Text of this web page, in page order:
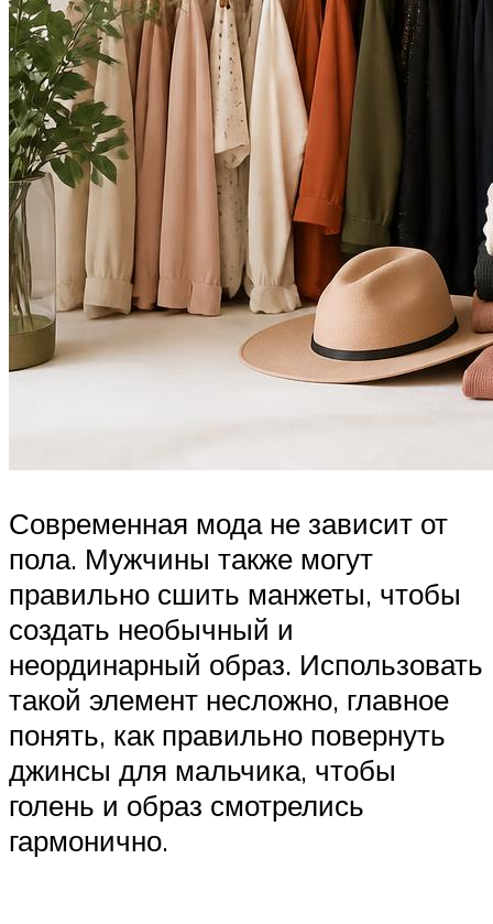
Современная мода не зависит от
пола. Мужчины также могут
правильно сшить манжеты, чтобы
создать необычный и
неординарный образ. Использовать
такой элемент несложно, главное
понять, как правильно повернуть
джинсы для мальчика, чтобы
голень и образ смотрелись
гармонично.